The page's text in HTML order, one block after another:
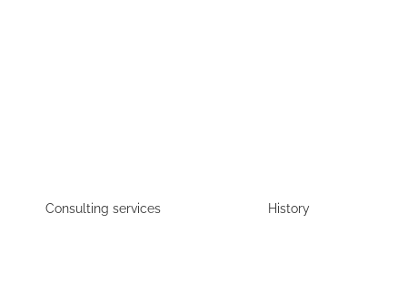
Consulting services History